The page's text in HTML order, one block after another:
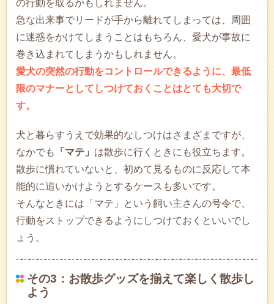
の行動を取るかもしれません。
急な出来事でリードが手から離れてしまっては、周囲
に迷惑をかけてしまうことはもちろん、愛犬が事故に
巻き込まれてしまうかもしれません。
愛犬の突然の行動をコントロールできるように、最低
限のマナーとしてしつけておくことはとても大切で
す。
犬と暮らすうえで効果的なしつけはさまざまですが、
なかでも
「マテ」 は散歩に行くときにも役立ちます。
散歩に慣れていないと、初めて見るものに反応して本
能的に追いかけようとするケースも多いです。
そんなときには「マテ」という飼い主さんの号令で、
行動をストップできるようにしつけておくといいでし
ょう。
その3：お散歩グッズを揃えて楽しく散歩し
よう